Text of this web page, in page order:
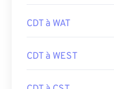
CDT à WAT
CDT à WEST